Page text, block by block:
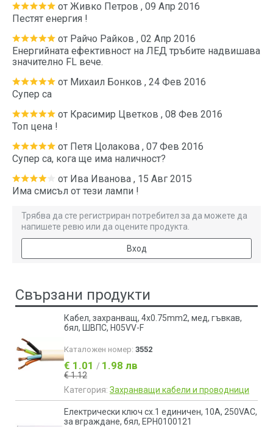
от Живко Петров , 09 Апр 2016
Пестят енергия !
от Райчо Райков , 02 Апр 2016
Енергийната ефективност на ЛЕД тръбите надвишава
значително FL вече.
от Михаил Бонков , 24 Фев 2016
Супер са
от Красимир Цветков , 08 Фев 2016
Топ цена !
от Петя Цолакова , 07 Фев 2016
Супер са, кога ще има наличност?
от Ива Иванова , 15 Авг 2015
Има смисъл от тези лампи !
Трябва да сте регистриран потребител за да можете да
напишете ревю или да оцените продукта.
Вход
Свързани продукти
Кабел, захранващ, 4х0.75mm2, мед, гъвкав,
бял, ШВПС, H05VV-F
Каталожен номер: 3552
€ 1.01 / 1.98 лв
€ 1.12
Категория: Захранващи кабели и проводници
Електрически ключ сх.1 единичен, 10A, 250VAC,
за вграждане, бял, EPH0100121